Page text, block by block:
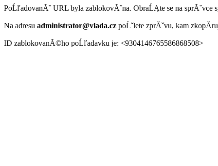
PoĹľadovanĂˇ URL byla zablokovĂˇna. ObraĹĄte se na sprĂˇvce
Na adresu administrator@vlada.cz poĹˇlete zprĂˇvu, kam
ID zablokovanĂ©ho poĹľadavku je: <9304146765586868508>